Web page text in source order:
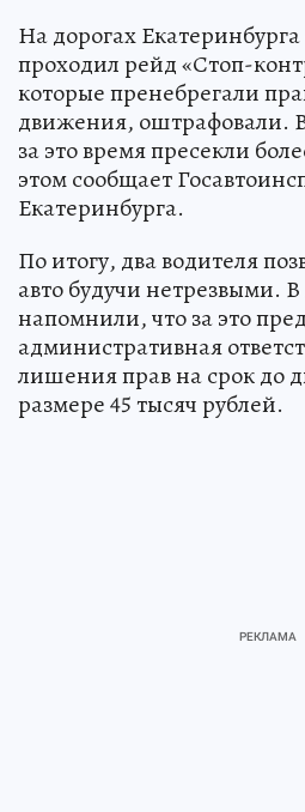
На дорогах Екатеринбурга
проходил рейд «Стоп-
которые пренебрегали
движения, оштрафовали.
за это время пресекли
этом сообщает
Екатеринбурга.
По итогу, два водителя
авто будучи нетрезвыми. В
напомнили, что за это
административная
лишения прав на срок до
размере 45 тысяч рублей.